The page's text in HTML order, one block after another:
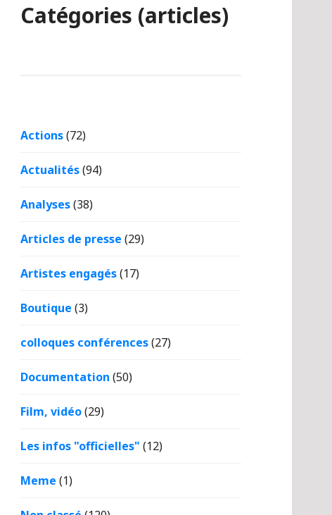
Catégories (articles)
Actions(72)
Actualités(94)
Analyses(38)
Articles de presse (29)
Artistes engagés(17)
Boutique (3)
colloques conférences(27)
Documentation (50)
Film, vidéo(29)
Les infos "officielles" (12)
Meme (1)